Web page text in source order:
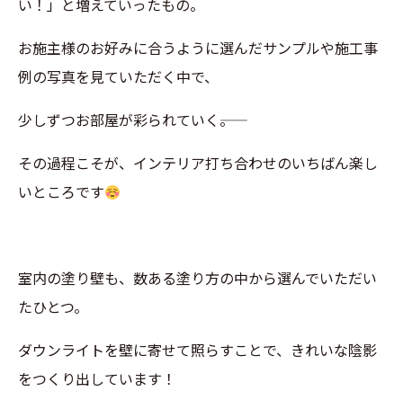
い！」と増えていったもの。
お施主様のお好みに合うように選んだサンプルや施工事
例の写真を見ていただく中で、
少しずつお部屋が彩られていく――。
その過程こそが、インテリア打ち合わせのいちばん楽し
いところです
室内の塗り壁も、数ある塗り方の中から選んでいただい
たひとつ。
ダウンライトを壁に寄せて照らすことで、きれいな陰影
をつくり出しています！